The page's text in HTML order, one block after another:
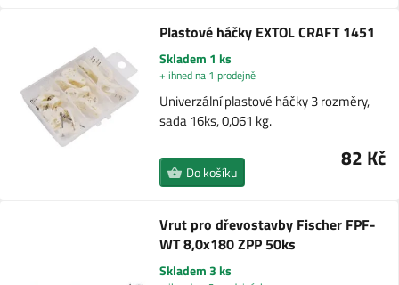
Plastové háčky EXTOL CRAFT 1451
Skladem 1 ks
+ ihned na 1 prodejně
Univerzální plastové háčky 3 rozměry,
sada 16ks, 0,061 kg.
82 Kč
Do košíku
Vrut pro dřevostavby Fischer FPF-
WT 8,0x180 ZPP 50ks
Skladem 3 ks